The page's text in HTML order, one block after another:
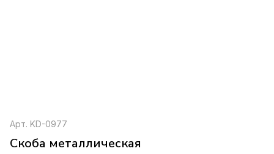
Арт. KD-0977
Скоба металлическая